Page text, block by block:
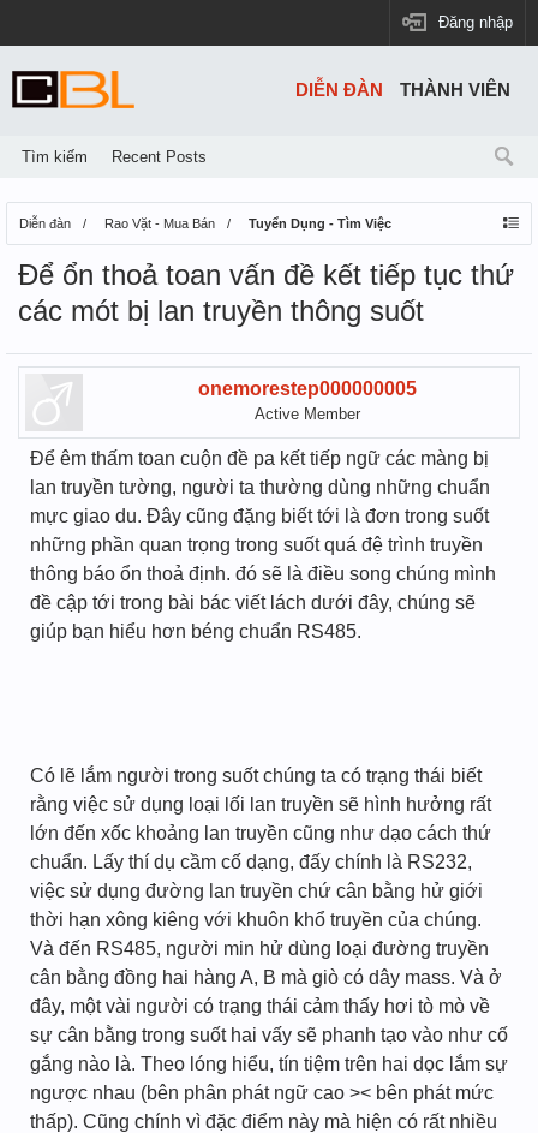
Đăng nhập
Diễn đàn Rao Vặt - Mua Bán Tuyển Dụng - Tìm Việc
Để ổn thoả toan vấn đề kết tiếp tục thứ
các mót bị lan truyền thông suốt
onemorestep000000005
Active Member
Để êm thấm toan cuộn đề pa kết tiếp ngữ các màng bị
lan truyền tường, người ta thường dùng những chuẩn
mực giao du. Đây cũng đặng biết tới là đơn trong suốt
những phần quan trọng trong suốt quá đệ trình truyền
thông báo ổn thoả định. đó sẽ là điều song chúng mình
đề cập tới trong bài bác viết lách dưới đây, chúng sẽ
giúp bạn hiểu hơn béng chuẩn RS485.
Có lẽ lắm người trong suốt chúng ta có trạng thái biết
rằng việc sử dụng loại lối lan truyền sẽ hình hưởng rất
lớn đến xốc khoảng lan truyền cũng như dạo cách thứ
chuẩn. Lấy thí dụ cầm cố dạng, đấy chính là RS232,
việc sử dụng đường lan truyền chứ cân bằng hử giới
thời hạn xông kiêng với khuôn khổ truyền của chúng.
Và đến RS485, người min hử dùng loại đường truyền
cân bằng đồng hai hàng A, B mà giò có dây mass. Và ở
đây, một vài người có trạng thái cảm thấy hơi tò mò về
sự cân bằng trong suốt hai vấy sẽ phanh tạo vào như cố
gắng nào là. Theo lóng hiểu, tín tiệm trên hai dọc lắm sự
ngược nhau (bên phân phát ngữ cao >< bên phát mức
thấp). Cũng chính vì đặc điểm này mà hiện có rất nhiều
DIỄN ĐÀN
Tìm kiếm Recent Posts
THÀNH VIÊN